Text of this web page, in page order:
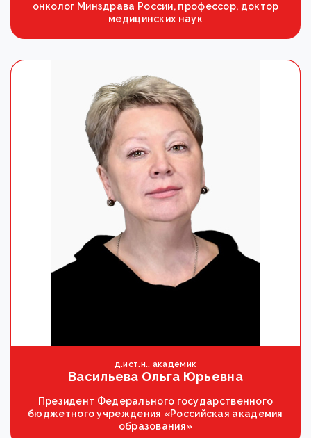
онколог Минздрава России, профессор, доктор
медицинских наук
д.ист.н., академик
Васильева Ольга Юрьевна
Президент Федерального государственного
бюджетного учреждения «Российская академия
образования»